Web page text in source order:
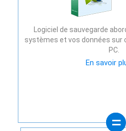
Logiciel de sauvegarde
systèmes et vos données sur
PC.
En savoir